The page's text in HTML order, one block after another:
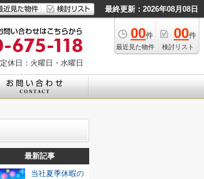
最終更新：2026年08月08日
00件
最近見た物件
00件
検討リスト
定休日：火曜日・水曜日
最新記事
当社夏季休暇の